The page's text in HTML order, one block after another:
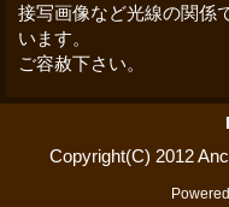
接写画像など光線の関係
います。
ご容赦下さい。
Copyright(C) 2012